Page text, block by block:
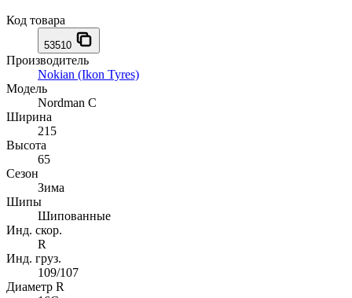
Код товара
53510
Производитель
Nokian (Ikon Tyres)
Модель
Nordman C
Ширина
215
Высота
65
Сезон
Зима
Шипы
Шипованные
Инд. скор.
R
Инд. груз.
109/107
Диаметр R